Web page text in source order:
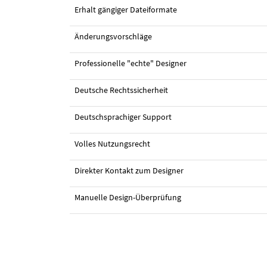
Erhalt gängiger Dateiformate
Änderungsvorschläge
Professionelle "echte" Designer
Deutsche Rechtssicherheit
Deutschsprachiger Support
Volles Nutzungsrecht
Direkter Kontakt zum Designer
Manuelle Design-Überprüfung